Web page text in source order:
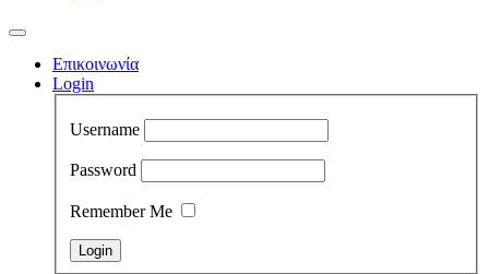
Επικοινωνία
Login
Username
Password
Remember Me